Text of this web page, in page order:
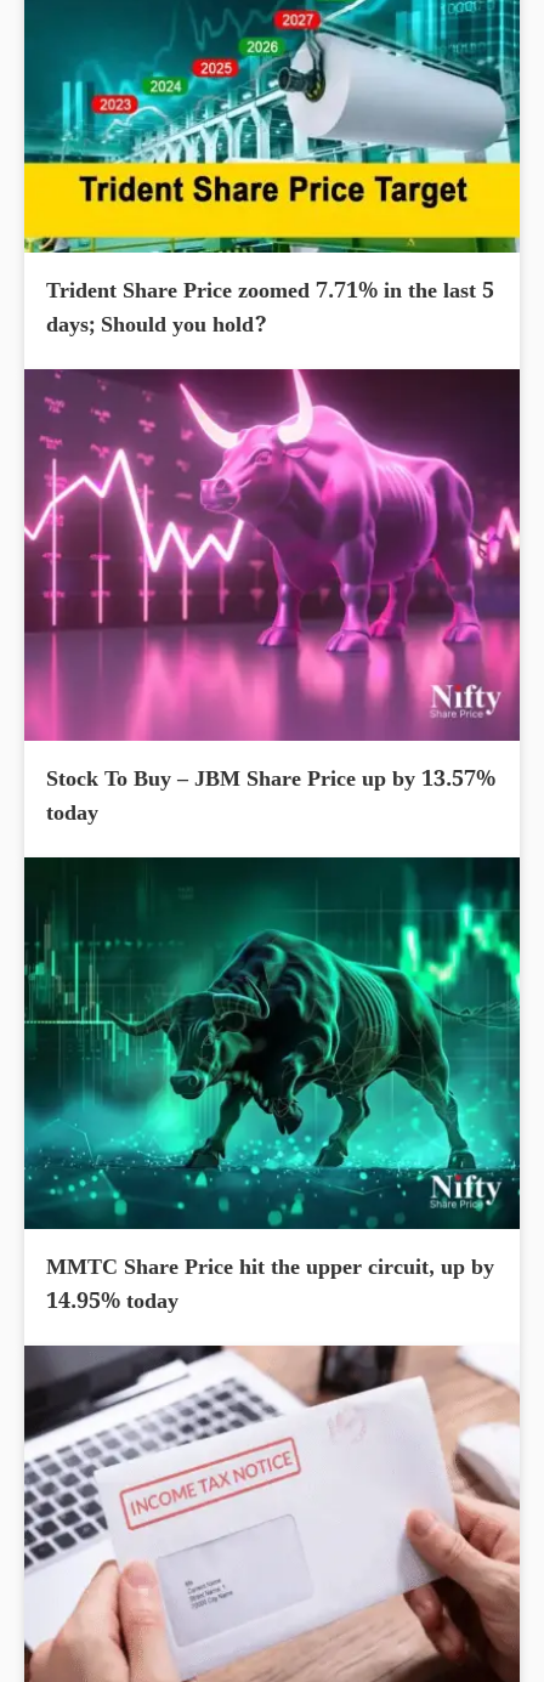
Trident Share Price zoomed 7.71% in the last 5
days; Should you hold?
Stock To Buy – JBM Share Price up by 13.57%
today
MMTC Share Price hit the upper circuit, up by
14.95% today